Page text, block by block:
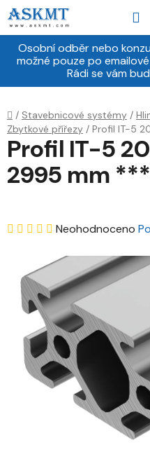
Přejít
na
obsah
Osobní odběr nebo
možné pouze po
Rádi se vám
Domů
/ Stavebnicové systémy /
Zbytkové přířezy / Profil IT-5
Profil IT-5
2995 mm ***
Průměrné
produktu
je
0,0
z
5
hvězdiček.
Neohodnoceno